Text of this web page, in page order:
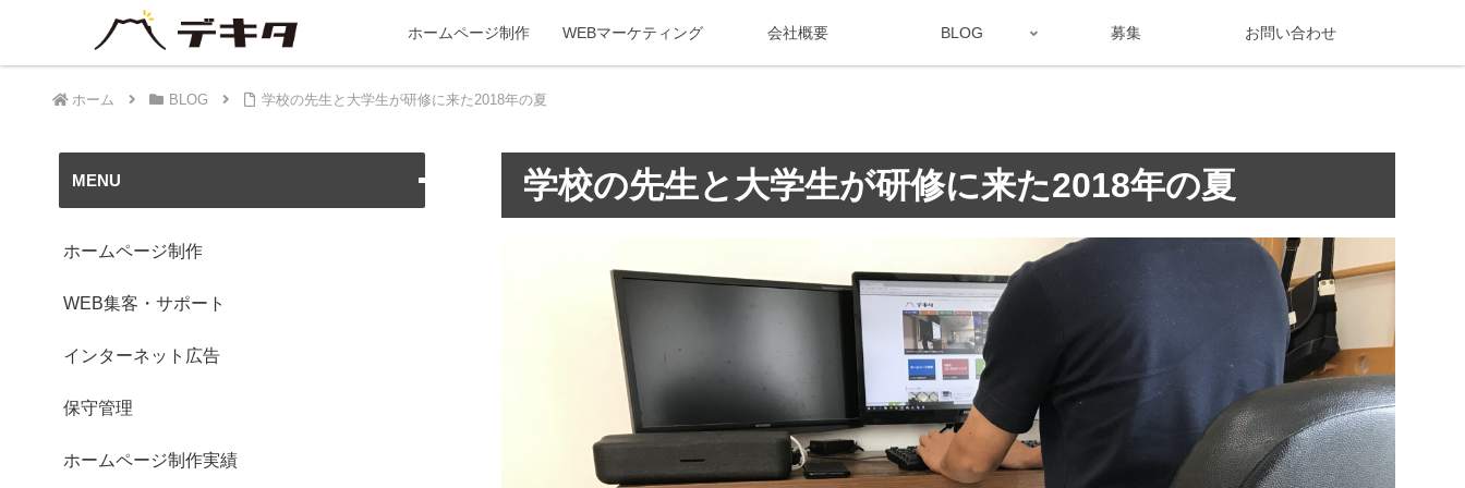
ホームページ制作 WEBマーケティング 会社概要 BLOG 募集 お問い合わせ
ホーム BLOG 学校の先生と大学生が研修に来た2018年の夏
学校の先生と大学生が研修に来た2018年の夏
MENU
ホームページ制作
WEB集客・サポート
インターネット広告
保守管理
ホームページ制作実績